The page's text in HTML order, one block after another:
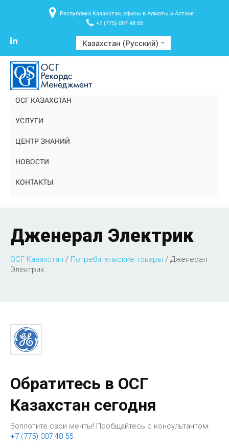
Республика Казахстан, офисы в Алматы и Астане
+7 (775) 007 48 55
Казахстан (Русский)
ОСГ КАЗАХСТАН
УСЛУГИ
ЦЕНТР ЗНАНИЙ
НОВОСТИ
КОНТАКТЫ
Дженерал Электрик
ОСГ Казахстан / Потребительские товары / Дженерал
Электрик
Обратитесь в ОСГ
Казахстан сегодня
Воплотите свои мечты! Пообщайтесь с консультантом:
+7 (775) 007 48 55